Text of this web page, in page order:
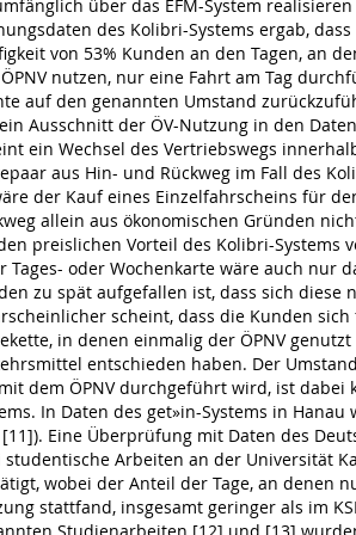
über das EFM-System
des Kolibri-Systems ergab,
von 53% Kunden an den Tagen, an
nutzen, nur eine Fahrt am Tag
auf den genannten Umstand
Ausschnitt der ÖV-Nutzung in den
ein Wechsel des Vertriebswegs
aus Hin- und Rückweg im Fall des
der Kauf eines Einzelfahrscheins für
allein aus ökonomischen Gründen
preislichen Vorteil des Kolibri-Systems
Tages- oder Wochenkarte wäre auch nur
zu spät aufgefallen ist, dass sich diese
scheint, dass die Kunden
in denen einmalig der ÖPNV
entschieden haben. Der
dem ÖPNV durchgeführt wird, ist dabei
In Daten des get»in-Systems in
[11]). Eine Überprüfung mit Daten des
studentische Arbeiten an der Universität
wobei der Anteil der Tage, an denen
stattfand, insgesamt geringer als im